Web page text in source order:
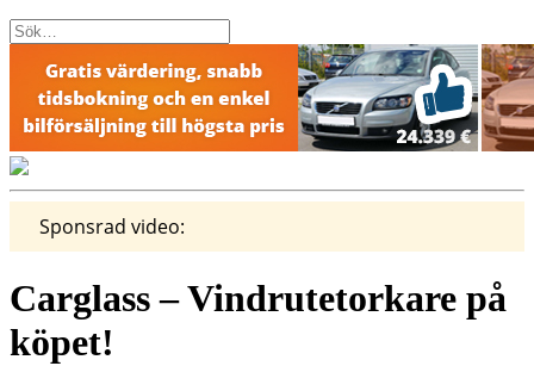
Sponsrad video:
Carglass – Vindrutetorkare på
köpet!